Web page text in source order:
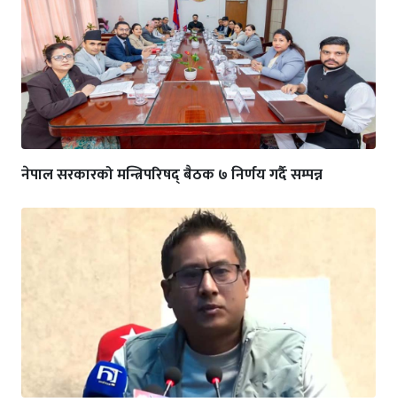
नेपाल सरकारको मन्त्रिपरिषद् बैठक ७ निर्णय गर्दै सम्पन्न